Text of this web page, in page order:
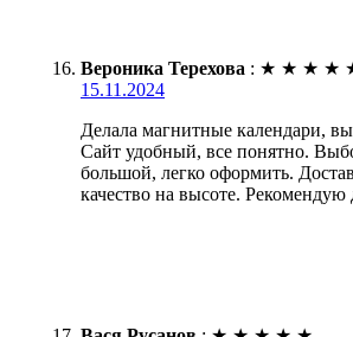
Вероника Терехова : ★ ★ ★ ★
15.11.2024
Делала магнитные календари,
Сайт удобный, все понятно.
большой, легко оформить.
качество на высоте.